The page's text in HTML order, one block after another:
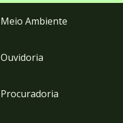
Meio Ambiente
Ouvidoria
Procuradoria